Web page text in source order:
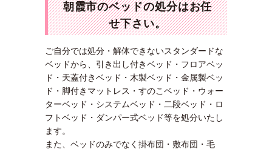
朝霞市のベッドの処分はお任
せ下さい。
ご自分では処分・解体できないスタンダードな
ベッドから、引き出し付きベッド・フロアベッ
ド・天蓋付きベッド・木製ベッド・金属製ベッ
ド・脚付きマットレス・すのこベッド・ウォー
ターベッド・システムベッド・二段ベッド・ロ
フトベッド・ダンパー式ベッド等を処分いたし
ます。
また、ベッドのみでなく掛布団・敷布団・毛